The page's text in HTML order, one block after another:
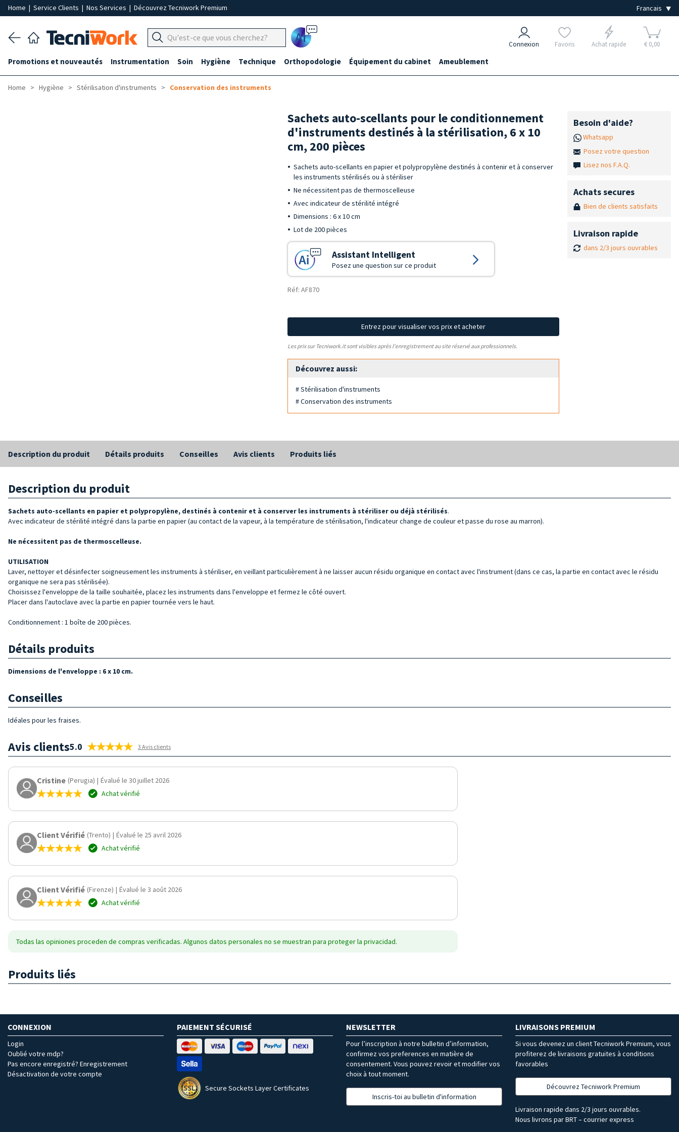
Home | Service Clients | Nos Services | Découvrez Tecniwork Premium
Ai Connexion Favoris Achat rapide € 0,00
Promotions et nouveautés Instrumentation Soin Hygiène Technique Orthopodologie Équipement du cabinet Ameublement
Home Hygiène Stérilisation d'instruments Conservation des instruments
Sachets auto-scellants pour le conditionnement
d'instruments destinés à la stérilisation, 6 x 10
cm, 200 pièces
Sachets auto-scellants en papier et polypropylène destinés à contenir et à conserver
les instruments stérilisés ou à stériliser
Ne nécessitent pas de thermoscelleuse
Avec indicateur de stérilité intégré
Dimensions : 6 x 10 cm
Lot de 200 pièces
Assistant Intelligent
Posez une question sur ce produit
Réf: AF870
Entrez pour visualiser vos prix et acheter
Les prix sur Tecniwork.it sont visibles après l'enregistrement au site réservé aux professionnels.
Découvrez aussi:
# Stérilisation d'instruments
# Conservation des instruments
Besoin d'aide?
Whatsapp
Posez votre question
Lisez nos F.A.Q.
Achats secures
Bien de clients satisfaits
Livraison rapide
dans 2/3 jours ouvrables
Description du produit Détails produits Conseilles Avis clients Produits liés
Description du produit
Sachets auto-scellants en papier et polypropylène, destinés à contenir et à conserver les instruments à stériliser ou déjà stérilisés.
Avec indicateur de stérilité intégré dans la partie en papier (au contact de la vapeur, à la température de stérilisation, l'indicateur change de couleur et passe du rose au marron).
Ne nécessitent pas de thermoscelleuse.
UTILISATION
Laver, nettoyer et désinfecter soigneusement les instruments à stériliser, en veillant particulièrement à ne laisser aucun résidu organique en contact avec l'instrument (dans ce cas, la partie en contact avec le résidu
organique ne sera pas stérilisée).
Choisissez l'enveloppe de la taille souhaitée, placez les instruments dans l'enveloppe et fermez le côté ouvert.
Placer dans l'autoclave avec la partie en papier tournée vers le haut.
Conditionnement : 1 boîte de 200 pièces.
Détails produits
Dimensions de l'enveloppe : 6 x 10 cm.
Conseilles
Idéales pour les fraises.
Avis clients5.0 3 Avis clients
Cristine (Perugia) | Évalué le 30 juillet 2026
Achat vérifié
Client Vérifié (Trento) | Évalué le 25 avril 2026
Achat vérifié
Client Vérifié (Firenze) | Évalué le 3 août 2026
Achat vérifié
Todas las opiniones proceden de compras verificadas. Algunos datos personales no se muestran para proteger la privacidad.
Produits liés
CONNEXION
Login
Oublié votre mdp?
Pas encore enregistré? Enregistrement
Désactivation de votre compte
PAIEMENT SÉCURISÉ
Secure Sockets Layer Certificates
NEWSLETTER
Pour l’inscription à notre bulletin d’information,
confirmez vos preferences en matière de
consentement. Vous pouvez revoir et modifier vos
choix à tout moment.
Inscris-toi au bulletin d'information
LIVRAISONS PREMIUM
Si vous devenez un client Tecniwork Premium, vous
profiterez de livraisons gratuites à conditions
favorables
Découvrez Tecniwork Premium
Livraison rapide dans 2/3 jours ouvrables.
Nous livrons par BRT – courrier express